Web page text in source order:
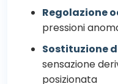
Regolazione
pressioni
Sostituzione
sensazione
posizionata